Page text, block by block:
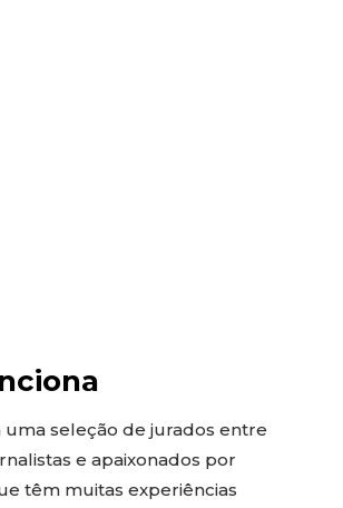
uma seleção de jurados entre
e apaixonados por
têm muitas experiências